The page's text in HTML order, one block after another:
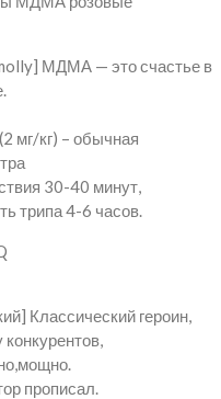
МДМА — это счастье в
мг/кг) – обычная
30-40 минут,
трипа 4-6 часов.
Классический героин,
прописал.